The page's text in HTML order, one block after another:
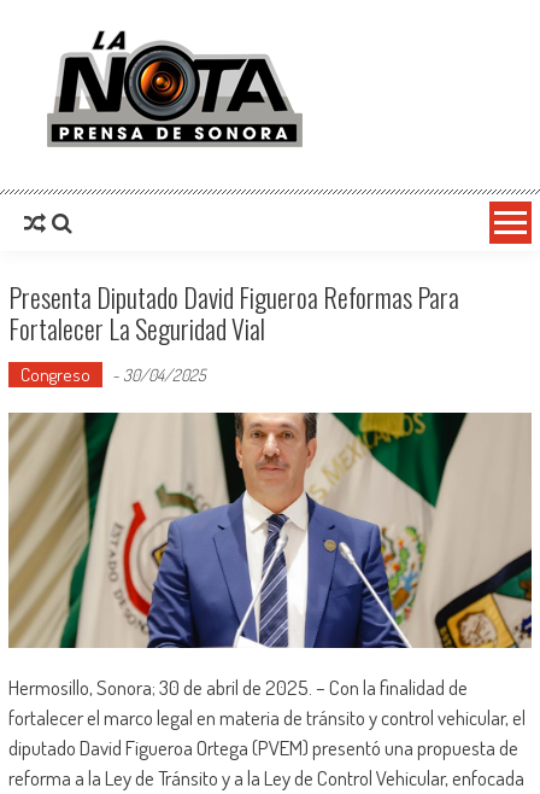
La Nota Prensa De Sonora
Presenta Diputado David Figueroa Reformas Para
Fortalecer La Seguridad Vial
Congreso - 30/04/2025
Hermosillo, Sonora; 30 de abril de 2025. – Con la finalidad de
fortalecer el marco legal en materia de tránsito y control vehicular, el
diputado David Figueroa Ortega (PVEM) presentó una propuesta de
reforma a la Ley de Tránsito y a la Ley de Control Vehicular, enfocada